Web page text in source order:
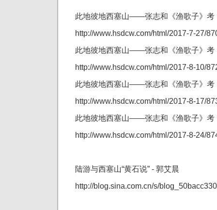
此地彼地西塞山——张志和《渔歌子》考
http://www.hsdcw.com/html/2017-7-27/
此地彼地西塞山——张志和《渔歌子》考
http://www.hsdcw.com/html/2017-8-10/
此地彼地西塞山——张志和《渔歌子》考
http://www.hsdcw.com/html/2017-8-17/
此地彼地西塞山——张志和《渔歌子》考
http://www.hsdcw.com/html/2017-8-24/
陆游与西塞山“黄石说” - 郭艾晨
http://blog.sina.com.cn/s/